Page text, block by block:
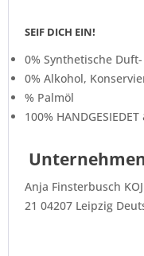
SEIF DICH EIN!
0% Synthetische
0% Alkohol,
% Palmöl
100% HANDGESIEDET
Anja Finsterbusch
21 04207 Leipzig